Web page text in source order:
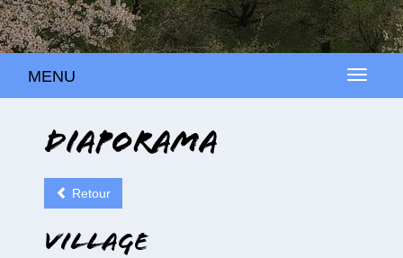
MENU
MENU
Diaporama
Retour
Village